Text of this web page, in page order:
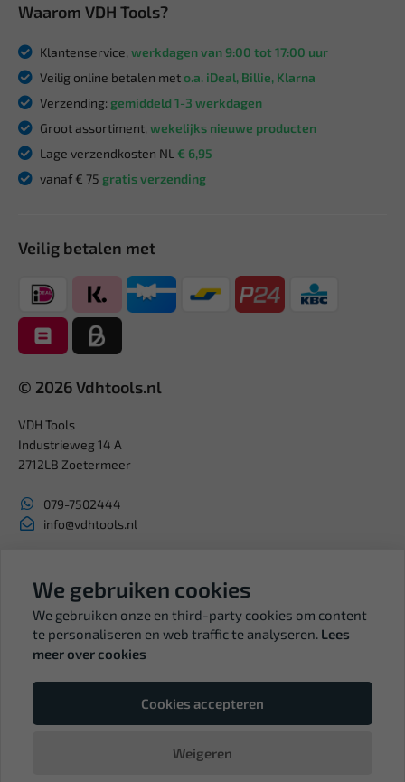
Waarom VDH Tools?
Klantenservice, werkdagen van 9:00 tot 17:00 uur
Veilig online betalen meto.a. iDeal, Billie, Klarna
Verzending: gemiddeld 1-3 werkdagen
Groot assortiment, wekelijks nieuwe producten
Lage verzendkosten NL € 6,95
vanaf € 75 gratis verzending
Veilig betalen met
© 2026 Vdhtools.nl
VDH Tools
Industrieweg 14 A
2712LB Zoetermeer
079-7502444
info@vdhtools.nl
BTW: NL819958657B01
We gebruiken cookies
We gebruiken onze en third-party cookies om content
te personaliseren en web traffic te analyseren. Lees
meer over cookies
Cookies accepteren
Weigeren